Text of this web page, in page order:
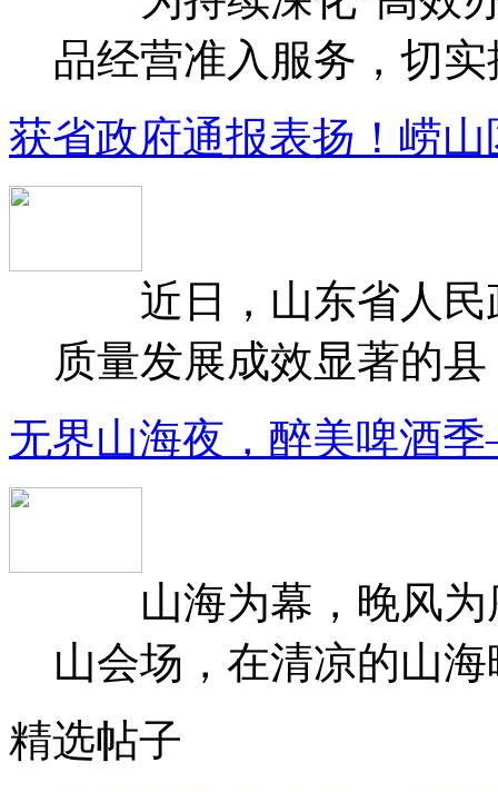
品经营准入服务，切
获省政府通报表扬！崂
近日，山东省人民
质量发展成效显著的
无界山海夜，醉美啤酒
山海为幕，晚风为
山会场，在清凉的山
精选帖子